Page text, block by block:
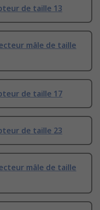
de taille 13
mâle de taille
de taille 17
de taille 23
mâle de taille